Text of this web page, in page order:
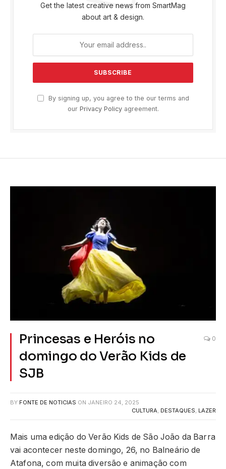
Get the latest creative news from SmartMag
about art & design.
By signing up, you agree to the our terms and
our Privacy Policyagreement.
Princesas e Heróis no
domingo do Verão Kids de
SJB
0
BY FONTE DE NOTICIAS ON JANEIRO 24, 2025
CULTURA, DESTAQUES, LAZER
Mais uma edição do Verão Kids de São João da Barra
vai acontecer neste domingo, 26, no Balneário de
Atafona, com muita diversão e animação com